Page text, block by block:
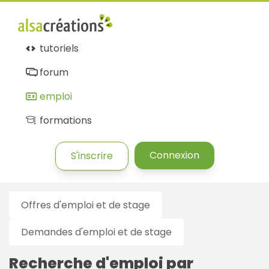
Alsacréations
emploi
tutoriels
forum
emploi
formations
S'inscrire Connexion
Offres d'emploi et de stage
Demandes d'emploi et de stage
Recherche d'emploi par